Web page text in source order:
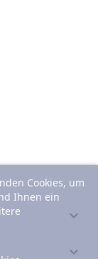


Cookies, um
Ihnen ein